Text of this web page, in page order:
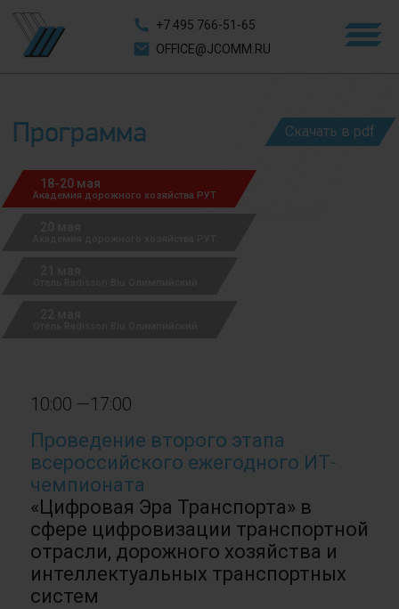
+7 495 766-51-65
OFFICE@JCOMM.RU
Скачать в pdf
Программа
18-20 мая
Академия дорожного хозяйства РУТ
10:00 —17:00
Проведение второго этапа
всероссийского ежегодного ИТ-
чемпионата
«Цифровая Эра Транспорта» в
сфере цифровизации транспортной
отрасли, дорожного хозяйства и
интеллектуальных транспортных
систем